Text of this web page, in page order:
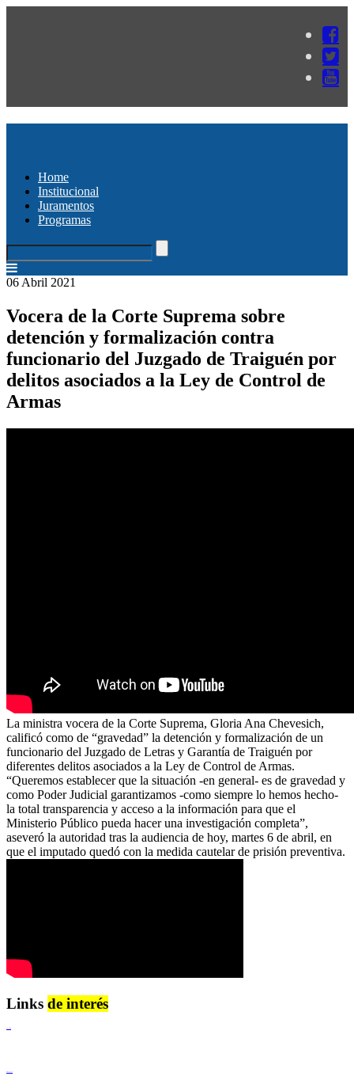
Home
Institucional
Juramentos
Programas
06 Abril 2021
Vocera de la Corte Suprema sobre
detención y formalización contra
funcionario del Juzgado de Traiguén por
delitos asociados a la Ley de Control de
Armas
La ministra vocera de la Corte Suprema, Gloria Ana Chevesich,
calificó como de “gravedad” la detención y formalización de un
funcionario del Juzgado de Letras y Garantía de Traiguén por
diferentes delitos asociados a la Ley de Control de Armas.
“Queremos establecer que la situación -en general- es de gravedad y
como Poder Judicial garantizamos -como siempre lo hemos hecho-
la total transparencia y acceso a la información para que el
Ministerio Público pueda hacer una investigación completa”,
aseveró la autoridad tras la audiencia de hoy, martes 6 de abril, en
que el imputado quedó con la medida cautelar de prisión preventiva.
Links de interés